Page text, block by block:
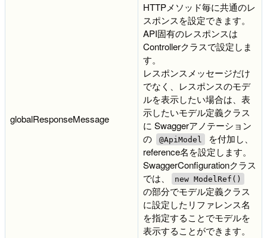
globalResponseMessage
HTTPメソッド毎に共通のレ
スポンスを設定できます。
API固有のレスポンスは
Controllerクラスで設定しま
す。
レスポンスメッセージだけ
でなく、レスポンスのモデ
ルを表示したい場合は、表
示したいモデル定義クラス
に Swaggerアノテーション
の
@ApiModel
を付加し、
reference名を設定します。
SwaggerConfigurationクラス
では、
new ModelRef()
の部分でモデル定義クラス
に設定したリファレンス名
を指定することでモデルを
表示することができます。